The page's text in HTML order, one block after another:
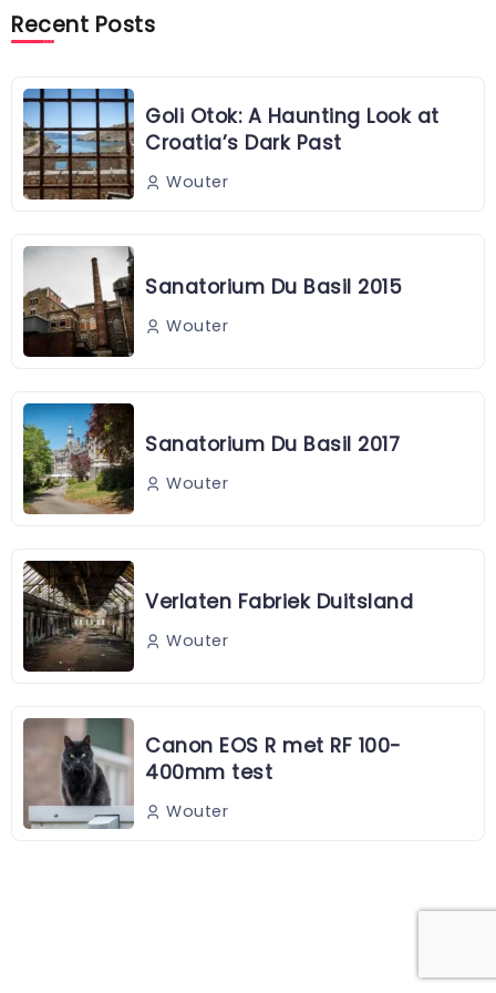
Recent Posts
Goli Otok: A Haunting Look at
Croatia’s Dark Past
Wouter
Sanatorium Du Basil 2015
Wouter
Sanatorium Du Basil 2017
Wouter
Verlaten Fabriek Duitsland
Wouter
Canon EOS R met RF 100-
400mm test
Wouter